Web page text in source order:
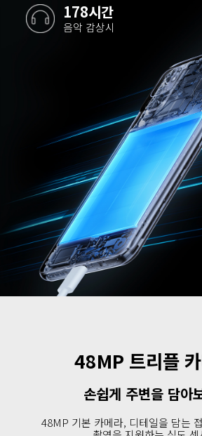
178시간
음악 감상시
48MP 트리플
손쉽게 주변을 담아
48MP 기본 카메라, 디테일을 담는